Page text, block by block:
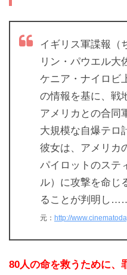
イギリス軍諜報（
リン・パウエル大
ケニア・ナイロビ
の情報を基に、戦
アメリカとの合同
大規模な自爆テロ
彼女は、アメリカ
パイロットのステ
ル）に攻撃を命じ
ることが判明し
元： http://
80人の命を救うために、